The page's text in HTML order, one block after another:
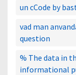
un cCode by
vad man
question
% The data in
informational